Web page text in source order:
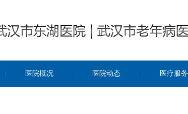
医院概况 医院动态 医疗服务